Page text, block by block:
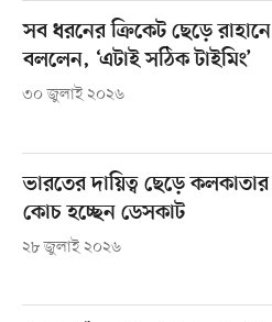
সব ধরনের ক্রিকেট ছেড়ে রাহানে
বললেন, ‘এটাই সঠিক টাইমিং’
৩০ জুলাই ২০২৬
ভারতের দায়িত্ব ছেড়ে কলকাতার
কোচ হচ্ছেন ডেসকাট
২৮ জুলাই ২০২৬